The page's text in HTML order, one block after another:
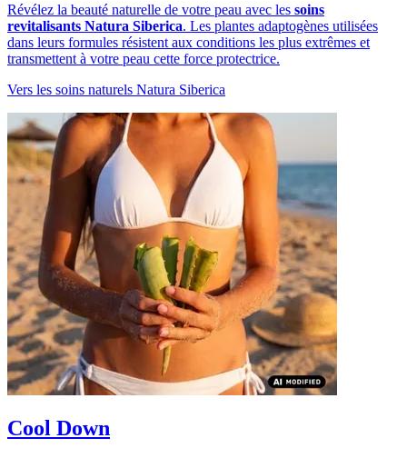
Révélez la beauté naturelle de votre peau avec les soins
revitalisants Natura Siberica. Les plantes adaptogènes utilisées
dans leurs formules résistent aux conditions les plus extrêmes et
transmettent à votre peau cette force protectrice.
Vers les soins naturels Natura Siberica
Cool Down